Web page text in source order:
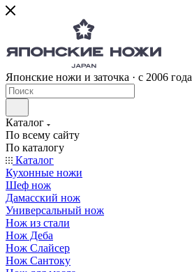
Японские ножи и заточка · с 2006 года
Каталог
По всему сайту
По каталогу
Каталог
Кухонные ножи
Шеф нож
Дамасский нож
Универсальный нож
Нож из стали
Нож Деба
Нож Слайсер
Нож Сантоку